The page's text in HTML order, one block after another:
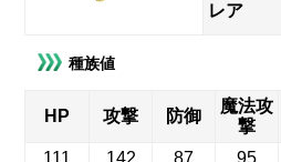
レア
種族値
HP 攻撃 防御
魔法攻
撃